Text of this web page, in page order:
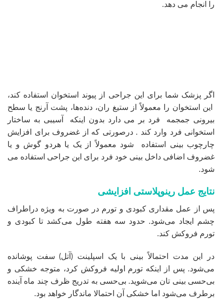
را انجام می دهد.
اگر پزشک شما برای این جراحی از پیوند استخوان استفاده کند،
این استخوان را معمولاً از ستیغ ران، دنده‌ها، پشت آرنج یا سطح
بیرونی جمجمه فرد بر می دارد بدون اینکه آسیبی به ساختار
استخوانی فرد وارد کند . درصورتی ‌که از غضروف برای افزایش
چارچوب بینی استفاده شود معمولاً از یک یا هردو گوش و یا
غضروف اضافی داخل بینی خود فرد برای این جراحی استفاده می
شود.
نتایج عمل رینوپلاستی افزایشی
پس از عمل مقداری کبودی و تورم در صورت به ویژه دراطراف
چشم ایجاد می‌شود. حدود سه هفته طول می‌کشد تا کبودی و
تورم فروکش کند.
در این مدت احتمالاً بینی با یک اسپلینت (آتل) سفت پوشانده
می‌شود. پس از اینکه تورم اولیه فروکش کرد، متوجه خشکی و
بی‌حسی بینی تان می‌شوید. بی‌حسی به تدریج ظرف چند ماه آینده
برطرف می‌شود اما خشکی آن احتمالا ماندگار خواهد بود.